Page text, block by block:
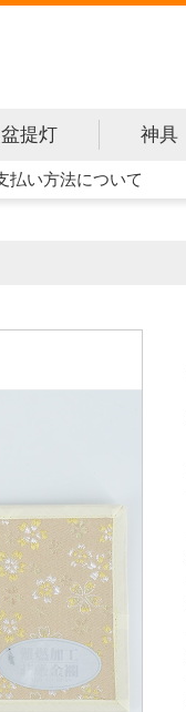
盆提灯 神具
払い方法について